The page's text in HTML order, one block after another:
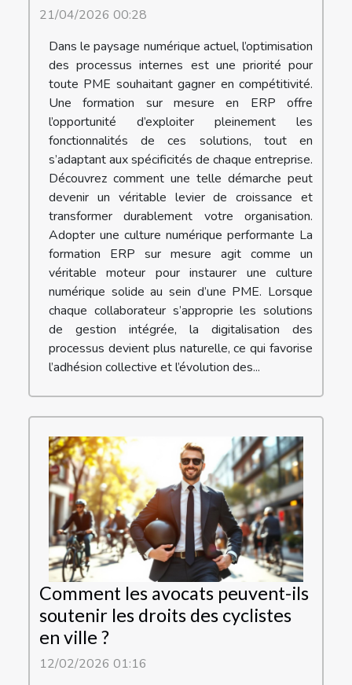
21/04/2026 00:28
Dans le paysage numérique actuel, l’optimisation
des processus internes est une priorité pour
toute PME souhaitant gagner en compétitivité.
Une formation sur mesure en ERP offre
l’opportunité d’exploiter pleinement les
fonctionnalités de ces solutions, tout en
s’adaptant aux spécificités de chaque entreprise.
Découvrez comment une telle démarche peut
devenir un véritable levier de croissance et
transformer durablement votre organisation.
Adopter une culture numérique performante La
formation ERP sur mesure agit comme un
véritable moteur pour instaurer une culture
numérique solide au sein d’une PME. Lorsque
chaque collaborateur s’approprie les solutions
de gestion intégrée, la digitalisation des
processus devient plus naturelle, ce qui favorise
l’adhésion collective et l’évolution des...
Comment les avocats peuvent-ils
soutenir les droits des cyclistes
en ville ?
12/02/2026 01:16